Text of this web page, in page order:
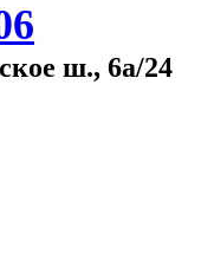
ш., 6а/24